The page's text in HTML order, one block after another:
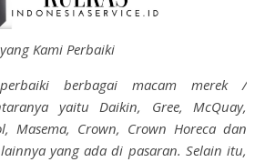
Kami Perbaiki
berbagai macam merek /
yaitu Daikin, Gree, McQuay,
Masema, Crown, Crown Horeca dan
yang ada di pasaran. Selain itu,